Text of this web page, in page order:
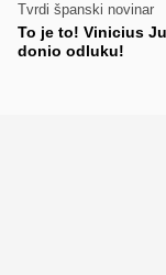
Tvrdi španski novinar
To je to! Vinicius
donio odluku!